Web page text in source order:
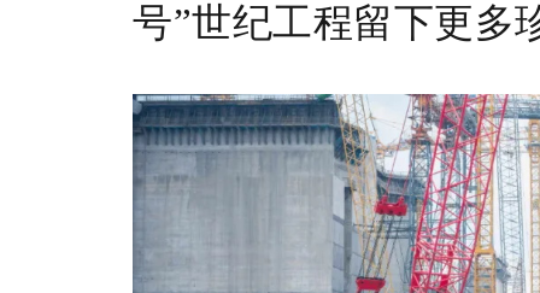
号”世纪工程留下更多